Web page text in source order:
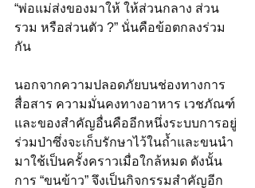
“พ่อแม่ส่งของมาให้ ให้ส่วนกลาง ส่วน
รวม หรือส่วนตัว ?” นั่นคือข้อตกลงร่วม
กัน
นอกจากความปลอดภัยบนช่องทางการ
สื่อสาร ความมั่นคงทางอาหาร เวชภัณฑ์
และของสำคัญอื่นคืออีกหนึ่งระบบการอยู่
ร่วมป่าซึ่งจะเก็บรักษาไว้ในถ้ำและขนนำ
มาใช้เป็นครั้งคราวเมื่อใกล้หมด ดังนั้น
การ “ขนข้าว” จึงเป็นกิจกรรมสำคัญอีก